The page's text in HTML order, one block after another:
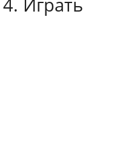
4. Играть